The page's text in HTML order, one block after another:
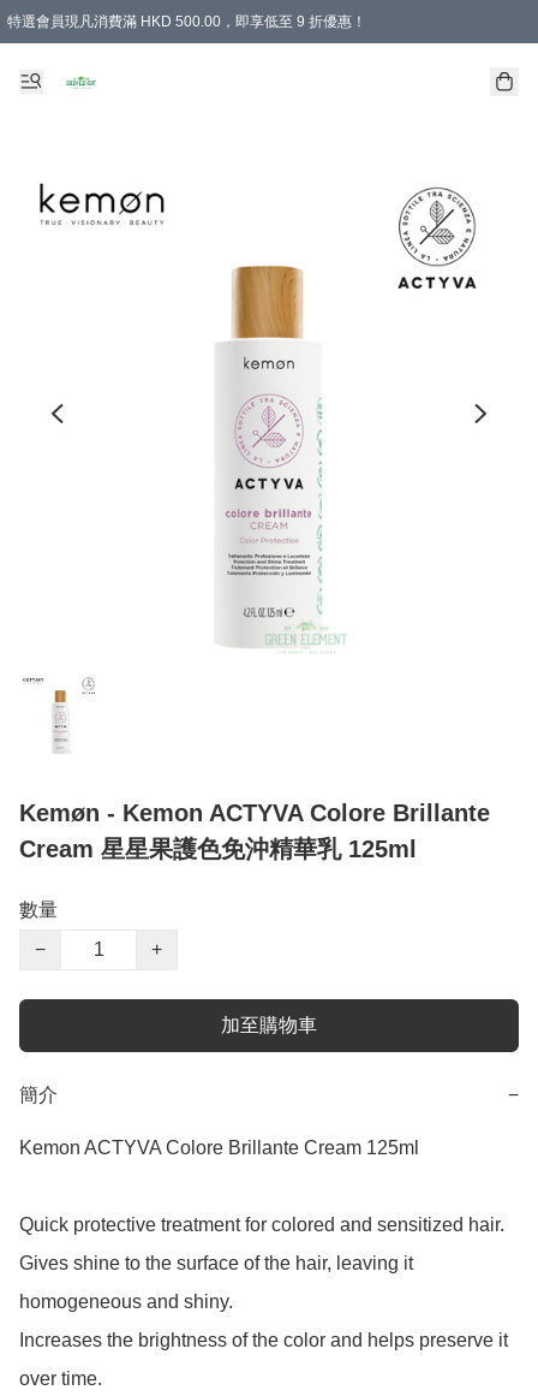
特選會員現凡消費滿 HKD 500.00，即享低至 9 折優惠！
Kemøn - Kemon ACTYVA Colore Brillante
Cream 星星果護色免沖精華乳 125ml
數量
−
+
加至購物車
簡介 −
Kemon ACTYVA Colore Brillante Cream 125ml
Quick protective treatment for colored and sensitized hair.
Gives shine to the surface of the hair, leaving it
homogeneous and shiny.
Increases the brightness of the color and helps preserve it
over time.